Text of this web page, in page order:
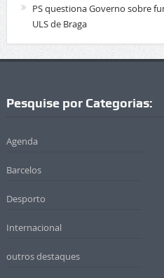
PS questiona Governo sobre
ULS de Braga
Pesquise por Categorias:
Agenda
Barcelos
Desporto
Internacional
outros destaques